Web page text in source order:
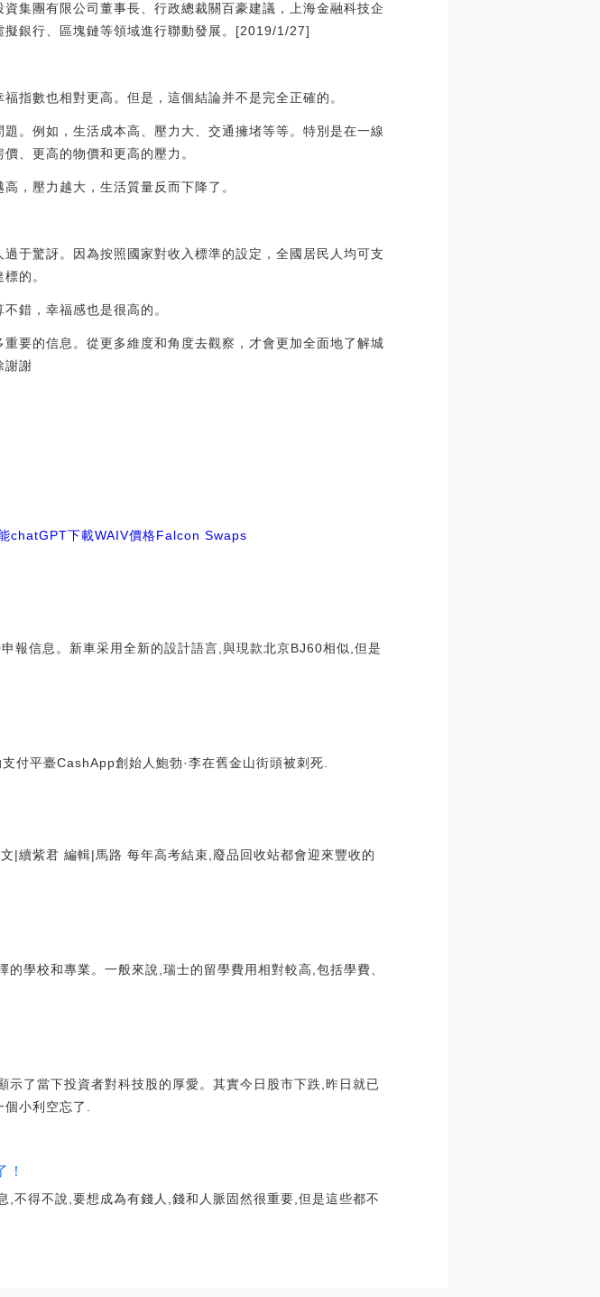
集團有限公司董事長、行政總裁關百豪建議，上海金融科技企
銀行、區塊鏈等領域進行聯動發展。[2019/1/27]
指數也相對更高。但是，這個結論并不是完全正確的。
。例如，生活成本高、壓力大、交通擁堵等等。特別是在一線
、更高的物價和更高的壓力。
，壓力越大，生活質量反而下降了。
于驚訝。因為按照國家對收入標準的設定，全國居民人均可支
的。
錯，幸福感也是很高的。
要的信息。從更多維度和角度去觀察，才會更加全面地了解城
謝謝
chatGPT下載WAIV價格Falcon Swaps
信息。新車采用全新的設計語言,與現款北京BJ60相似,但是
付平臺CashApp創始人鮑勃·李在舊金山街頭被刺死.
|續紫君 編輯|馬路 每年高考結束,廢品回收站都會迎來豐收的
校和專業。一般來說,瑞士的留學費用相對較高,包括學費、
了當下投資者對科技股的厚愛。其實今日股市下跌,昨日就已
小利空忘了.
不得不說,要想成為有錢人,錢和人脈固然很重要,但是這些都不